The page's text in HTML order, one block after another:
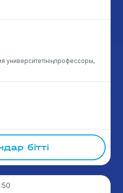
университетініңпрофессоры,
бітті